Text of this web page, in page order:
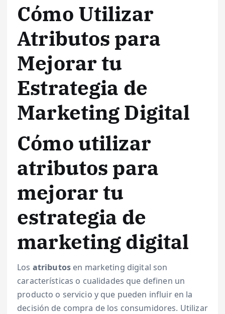
Cómo Utilizar
Atributos para
Mejorar tu
Estrategia de
Marketing Digital
Cómo utilizar
atributos para
mejorar tu
estrategia de
marketing digital
Los atributosen marketing digital son
características o cualidades que definen un
producto o servicio y que pueden influir en la
decisión de compra de los consumidores. Utilizar